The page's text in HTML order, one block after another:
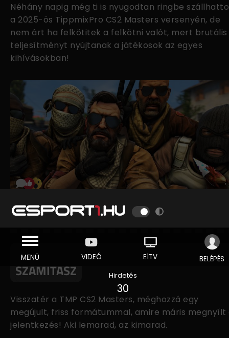
Néhány napig még ti is nyugodtan ringbe
a 2025-ös TippmixPro CS2 Masters versenyén, de
nem árt ha felkötitek a felkötni valót, mert brutális
teljesítményt nyújtanak a játékosok az egyes
kihívásokban!
TIPPMIXPRO CS2 MASTERS - NINCS
TÁRS AKI CARRYZZEN, ITT CSAK TE
SZÁMÍTASZ
Visszatér a TMP CS2 Masters, méghozzá egy
megújult, friss formátummal, amire máris megnyílt
jelentkezés! Aki lemarad, az kimarad.
Hirdetés
30